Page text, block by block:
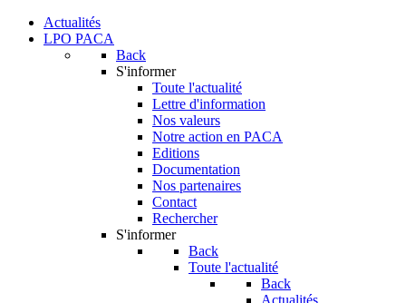
Actualités
LPO PACA
Back
S'informer
Toute l'actualité
Lettre d'information
Nos valeurs
Notre action en PACA
Editions
Documentation
Nos partenaires
Contact
Rechercher
S'informer
Back
Toute l'actualité
Back
Actualités